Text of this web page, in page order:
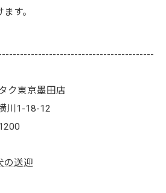
す。
ク東京墨田店
川1-18-12
の送迎